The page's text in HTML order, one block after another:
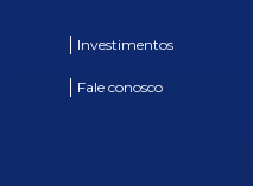
Investimentos
Fale conosco